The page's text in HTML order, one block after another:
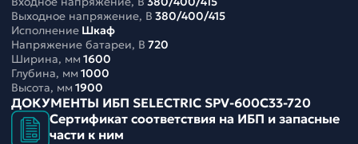
Выходное напряжение, В 380/400/415
Исполнение Шкаф
Напряжение батареи, В 720
Ширина, мм 1600
Глубина, мм 1000
Высота, мм 1900
ДОКУМЕНТЫ ИБП SELECTRIC SPV-600C33-720
Сертификат соответствия на ИБП и запасные
части к ним